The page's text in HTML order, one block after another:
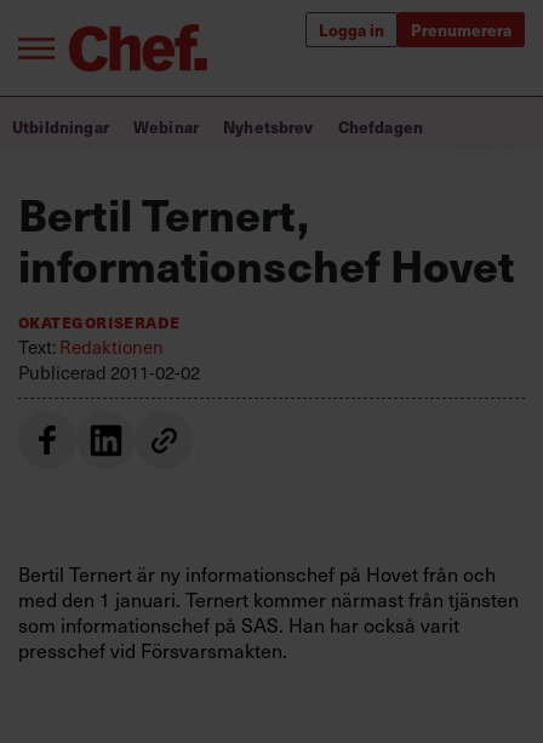
Logga in Prenumerera
Annonsera
Villkor och policy för
personuppgiftsbehandling
Sök
Bra ledare förändrar världen
Utbildning för ledare
Chefakademin+
Populära utbildningar
Utbildningar Webinar Nyhetsbrev Chefdagen
Bertil Ternert,
informationschef Hovet
Okategoriserade
Text:Redaktionen
Publicerad 2011-02-02
Bertil Ternert är ny informationschef på Hovet från och
med den 1 januari. Ternert kommer närmast från tjänsten
som informationschef på SAS. Han har också varit
presschef vid Försvarsmakten.